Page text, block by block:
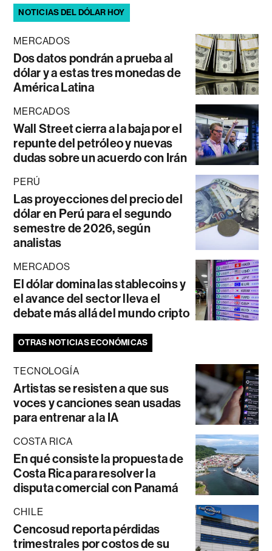
NOTICIAS DEL DÓLAR HOY
MERCADOS
Dos datos pondrán a prueba al
dólar y a estas tres monedas de
América Latina
MERCADOS
Wall Street cierra a la baja por el
repunte del petróleo y nuevas
dudas sobre un acuerdo con Irán
PERÚ
Las proyecciones del precio del
dólar en Perú para el segundo
semestre de 2026, según
analistas
MERCADOS
El dólar domina las stablecoins y
el avance del sector lleva el
debate más allá del mundo cripto
OTRAS NOTICIAS ECONÓMICAS
TECNOLOGÍA
Artistas se resisten a que sus
voces y canciones sean usadas
para entrenar a la IA
COSTA RICA
En qué consiste la propuesta de
Costa Rica para resolver la
disputa comercial con Panamá
CHILE
Cencosud reporta pérdidas
trimestrales por costos de su